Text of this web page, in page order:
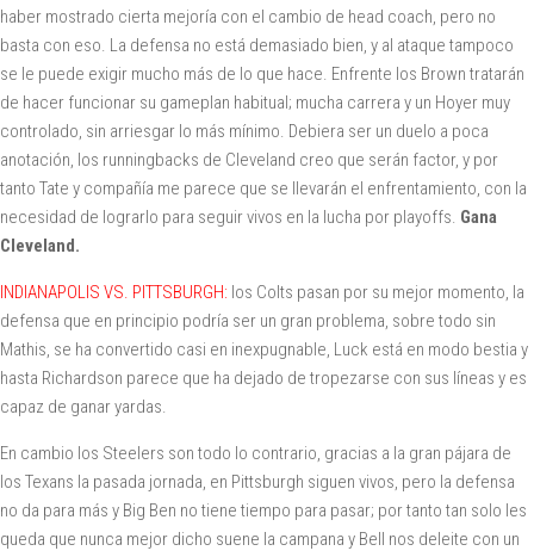
haber mostrado cierta mejoría con el cambio de head coach, pero no
basta con eso. La defensa no está demasiado bien, y al ataque tampoco
se le puede exigir mucho más de lo que hace. Enfrente los Brown tratarán
de hacer funcionar su gameplan habitual; mucha carrera y un Hoyer muy
controlado, sin arriesgar lo más mínimo. Debiera ser un duelo a poca
anotación, los runningbacks de Cleveland creo que serán factor, y por
tanto Tate y compañía me parece que se llevarán el enfrentamiento, con la
necesidad de lograrlo para seguir vivos en la lucha por playoffs. Gana
Cleveland.
INDIANAPOLIS VS. PITTSBURGH: los Colts pasan por su mejor momento, la
defensa que en principio podría ser un gran problema, sobre todo sin
Mathis, se ha convertido casi en inexpugnable, Luck está en modo bestia y
hasta Richardson parece que ha dejado de tropezarse con sus líneas y es
capaz de ganar yardas.
En cambio los Steelers son todo lo contrario, gracias a la gran pájara de
los Texans la pasada jornada, en Pittsburgh siguen vivos, pero la defensa
no da para más y Big Ben no tiene tiempo para pasar; por tanto tan solo les
queda que nunca mejor dicho suene la campana y Bell nos deleite con un